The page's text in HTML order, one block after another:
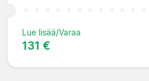
Lue lisää/Varaa
131 €